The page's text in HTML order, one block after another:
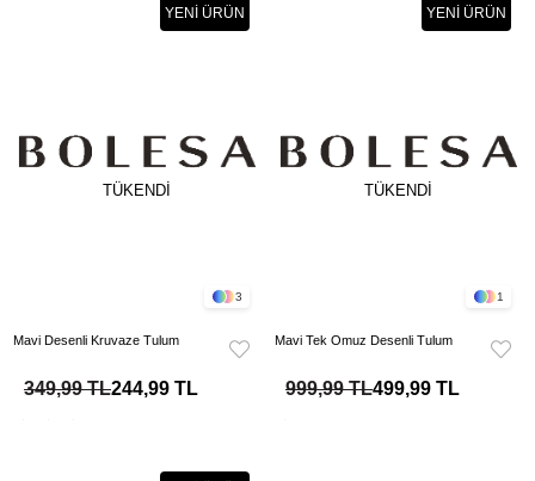
TÜKENDI
3
Mavi Desenli Kruvaze Tulum
244,99 TL
349,99 TL
YENI ÜRÜN
TÜKENDI
1
Mavi Tek Omuz Desenli Tulum
499,99 TL
999,99 TL
YENI ÜRÜN